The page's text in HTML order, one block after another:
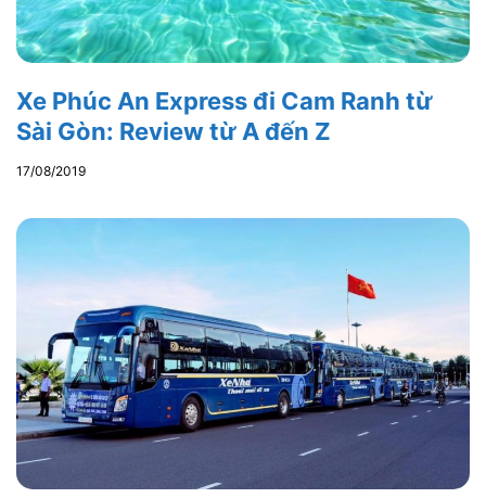
Xe Phúc An Express đi Cam Ranh từ
Sài Gòn: Review từ A đến Z
17/08/2019